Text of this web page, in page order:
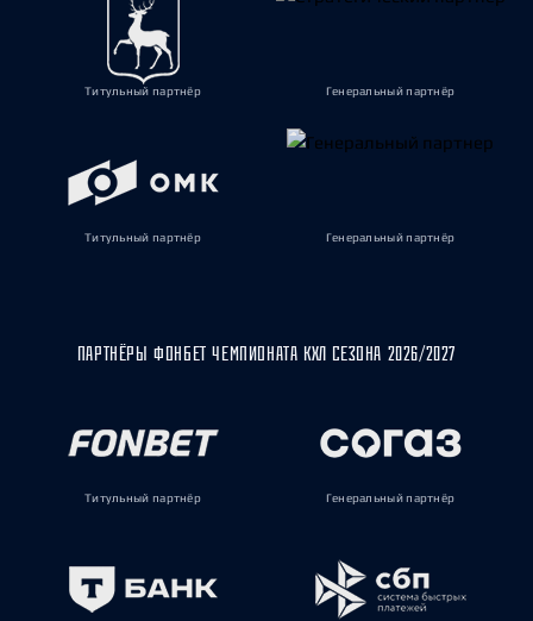
Титульный партнёр Генеральный партнёр
Титульный партнёр Генеральный партнёр
ПАРТНЁРЫ ФОНБЕТ ЧЕМПИОНАТА КХЛ СЕЗОНА 2026/2027
Титульный партнёр Генеральный партнёр